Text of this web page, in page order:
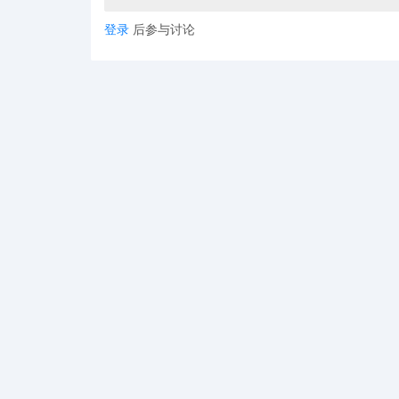
务等环节建立显著效率优势。
登录 后参与讨论